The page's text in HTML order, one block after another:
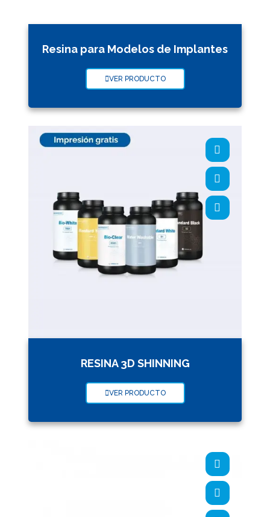
Resina para Modelos de Implantes
VER PRODUCTO
RESINA 3D SHINNING
VER PRODUCTO